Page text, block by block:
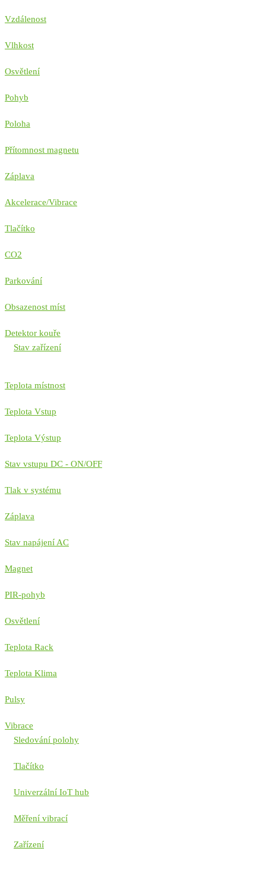
Vzdálenost
Vlhkost
Osvětlení
Pohyb
Poloha
Přítomnost magnetu
Záplava
Akcelerace/Vibrace
Tlačítko
CO2
Parkování
Obsazenost míst
Detektor kouře
Stav zařízení
Teplota místnost
Teplota Vstup
Teplota Výstup
Stav vstupu DC - ON/OFF
Tlak v systému
Záplava
Stav napájení AC
Magnet
PIR-pohyb
Osvětlení
Teplota Rack
Teplota Klima
Pulsy
Vibrace
Sledování polohy
Tlačítko
Univerzální IoT hub
Měření vibrací
Zařízení